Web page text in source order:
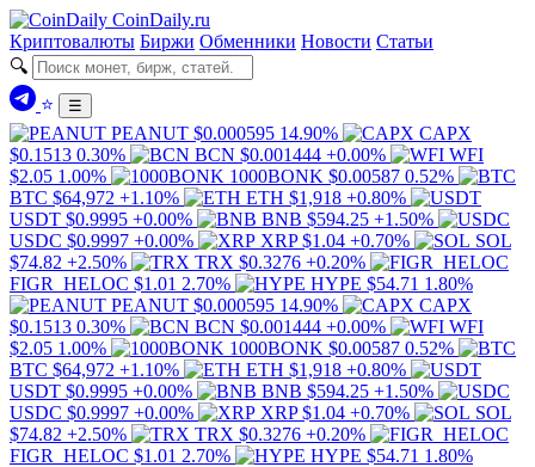
CoinDaily.ru
Криптовалюты Биржи Обменники Новости Статьи
🔍
⭐
☰
PEANUT $0.000595 14.90%
CAPX
$0.1513 0.30% BCN $0.001444 +0.00%
WFI
$2.05 1.00% 1000BONK $0.00587 0.52%
BTC $64,972 +1.10% ETH $1,918 +0.80%
USDT $0.9995 +0.00% BNB $594.25 +1.50%
USDC $0.9997 +0.00% XRP $1.04 +0.70%
SOL
$74.82 +2.50% TRX $0.3276 +0.20%
FIGR_HELOC $1.01 2.70% HYPE $54.71 1.80%
PEANUT $0.000595 14.90%
CAPX
$0.1513 0.30% BCN $0.001444 +0.00%
WFI
$2.05 1.00% 1000BONK $0.00587 0.52%
BTC $64,972 +1.10% ETH $1,918 +0.80%
USDT $0.9995 +0.00% BNB $594.25 +1.50%
USDC $0.9997 +0.00% XRP $1.04 +0.70%
SOL
$74.82 +2.50% TRX $0.3276 +0.20%
FIGR_HELOC $1.01 2.70% HYPE $54.71 1.80%